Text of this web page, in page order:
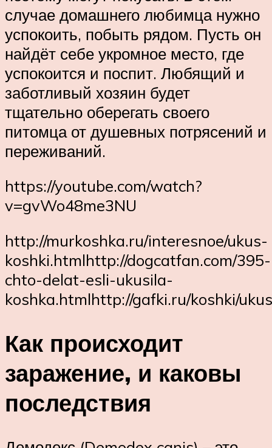
случае домашнего любимца нужно
успокоить, побыть рядом. Пусть он
найдёт себе укромное место, где
успокоится и поспит. Любящий и
заботливый хозяин будет
тщательно оберегать своего
питомца от душевных потрясений и
переживаний.
https://youtube.com/watch?
v=gvWo48me3NU
http://murkoshka.ru/interesnoe/ukus-
koshki.htmlhttp://dogcatfan.com/395-
chto-delat-esli-ukusila-
koshka.htmlhttp://gafki.ru/koshki/
Как происходит
заражение, и каковы
последствия